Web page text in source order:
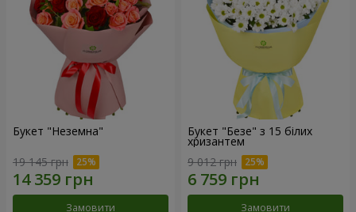
Букет "Неземна"
19 145 грн
Замовити
Букет "Безе" з 15 білих
хризантем
9 012 грн
Замовити